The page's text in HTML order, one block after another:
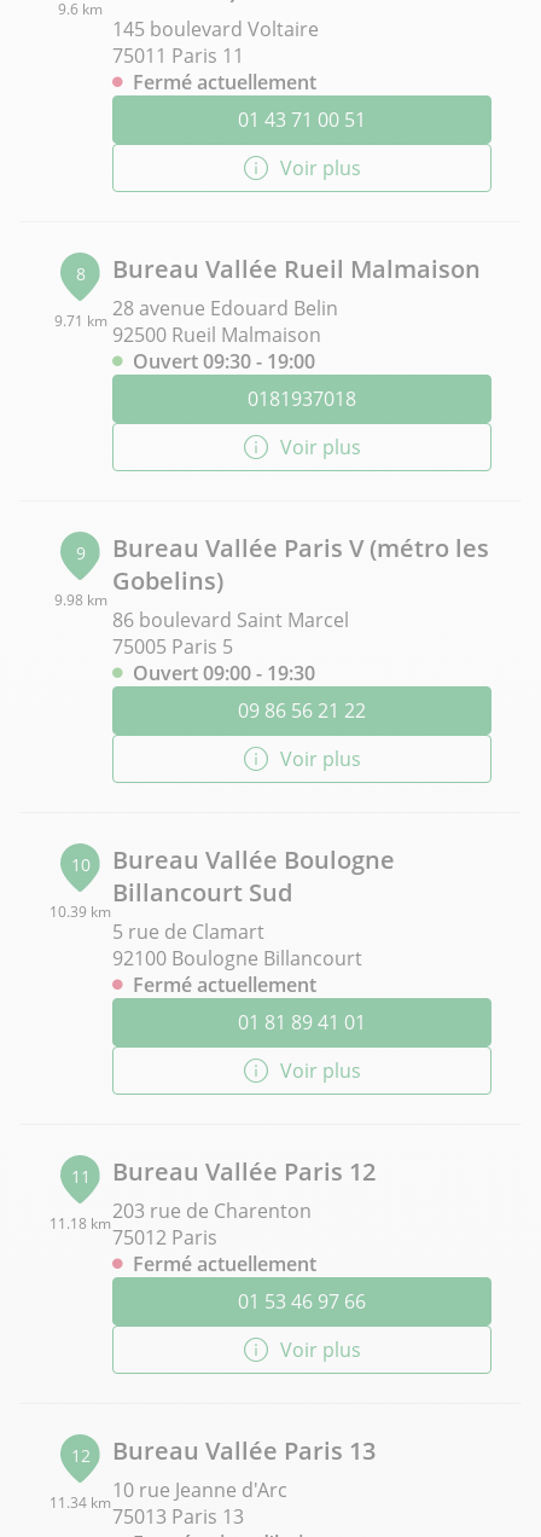
9.6 km
145 boulevard Voltaire
75011 Paris 11
Fermé actuellement
01 43 71 00 51
Voir plus
8
9.71 km
Bureau Vallée Rueil Malmaison
28 avenue Edouard Belin
92500 Rueil Malmaison
Ouvert 09:30 - 19:00
0181937018
Voir plus
9
9.98 km
Bureau Vallée Paris V (métro les
Gobelins)
86 boulevard Saint Marcel
75005 Paris 5
Ouvert 09:00 - 19:30
09 86 56 21 22
Voir plus
10
10.39 km
Bureau Vallée Boulogne
Billancourt Sud
5 rue de Clamart
92100 Boulogne Billancourt
Fermé actuellement
01 81 89 41 01
Voir plus
11
11.18 km
Bureau Vallée Paris 12
203 rue de Charenton
75012 Paris
Fermé actuellement
01 53 46 97 66
Voir plus
12
11.34 km
Bureau Vallée Paris 13
10 rue Jeanne d'Arc
75013 Paris 13